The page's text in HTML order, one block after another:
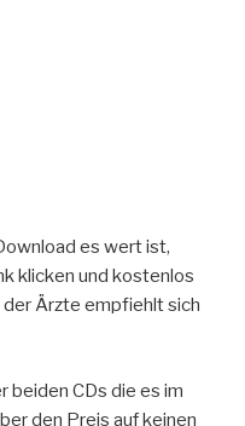
es wert ist,
klicken und kostenlos
der Ärzte empfiehlt sich
beiden CDs die es im
den Preis auf keinen